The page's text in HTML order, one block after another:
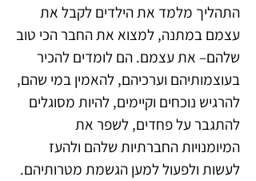
התהליך מלמד את הילדים לקבל את
עצמם במתנה, למצוא את החבר הכי טוב
שלהם– את עצמם. הם לומדים להכיר
בעוצמותיהם וערכיהם, להאמין במי שהם,
להרגיש נוכחים וקיימים, להיות מסוגלים
להתגבר על פחדים, לשפר את
המיומנויות החברתיות שלהם ולהעז
לעשות ולפעול למען הגשמת מטרותיהם.